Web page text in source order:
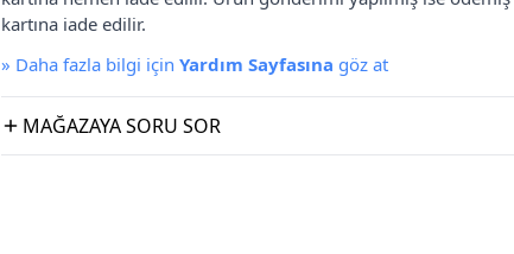
kartına iade edilir.
» Daha fazla bilgi için Yardım Sayfasına göz at
MAĞAZAYA SORU SOR